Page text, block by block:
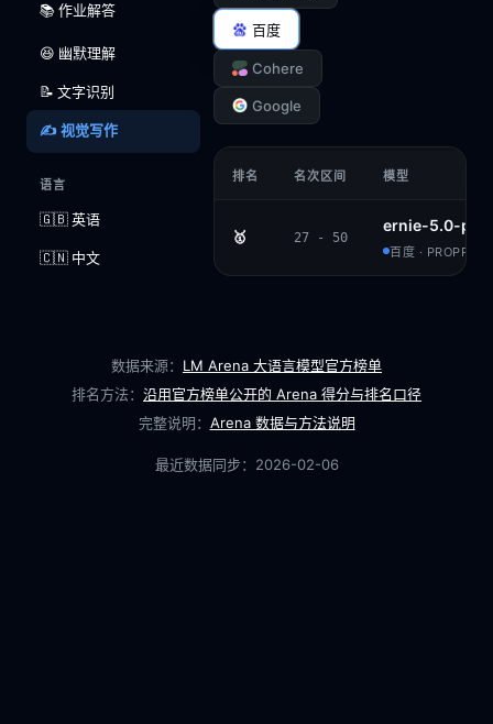
📚 作业解答
😆 幽默理解
📝 文字识别
✍️ 视觉写作
语言
🇬🇧 英语
🇨🇳 中文
百度
Cohere
Google
排名 名次区间 模型
🥇 27 - 50
ernie-5.0-
百度 ·
数据来源： LM Arena 大语言模型官方榜单
排名方法： 沿用官方榜单公开的 Arena 得分与排名口径
完整说明： Arena 数据与方法说明
最近数据同步： 2026-02-06